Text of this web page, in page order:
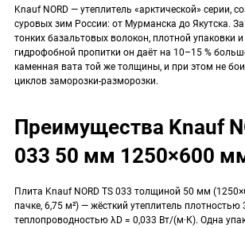
Knauf NORD — утеплитель «арктической» серии,
суровых зим России: от Мурманска до Якутска.
тонких базальтовых волокон, плотной упаковки
гидрофобной пропитки он даёт на 10–15 %
каменная вата той же толщины, и при этом не
циклов заморозки-разморозки.
Преимущества Knauf
033 50 мм 1250×600
Плита Knauf NORD TS 033 толщиной 50 мм
пачке, 6,75 м²) — жёсткий утеплитель плотностью
теплопроводностью λD = 0,033 Вт/(м·К). Одна